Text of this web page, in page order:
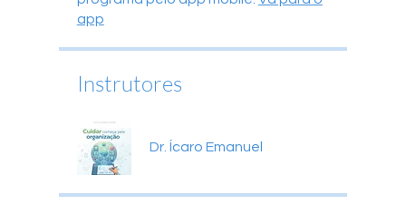
app
Instrutores
Dr. Ícaro Emanuel